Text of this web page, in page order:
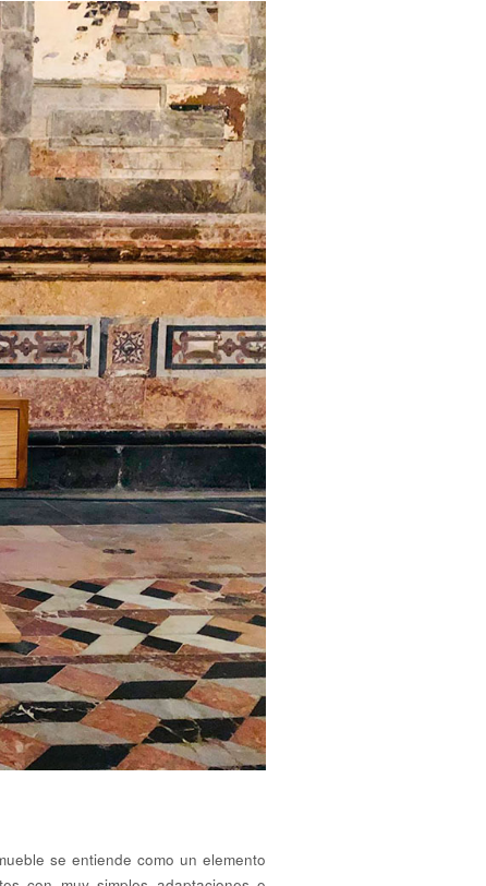
se entiende como un elemento